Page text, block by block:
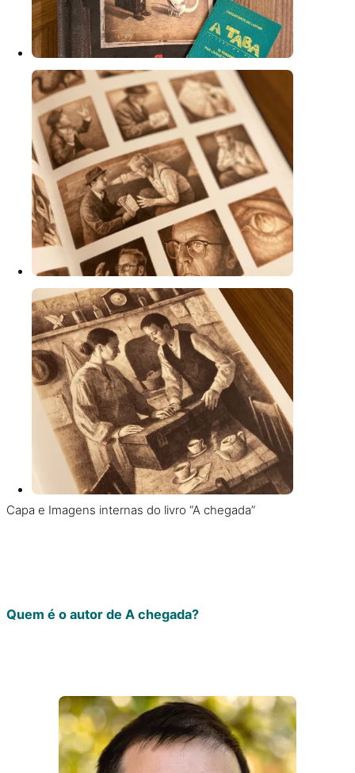
Capa e Imagens internas do livro “A chegada”
Quem é o autor de A chegada?